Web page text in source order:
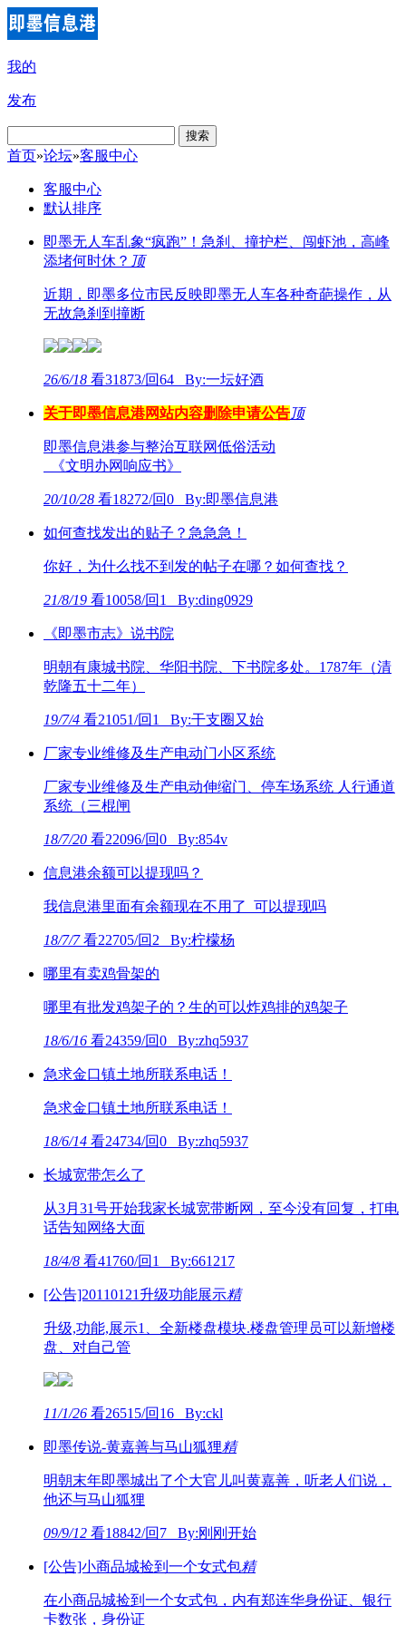
我的
发布
搜索
首页»论坛»客服中心
客服中心
默认排序
即墨无人车乱象“疯跑”！急刹、撞护栏、闯虾池，高峰
添堵何时休？ 顶
近期，即墨多位市民反映即墨无人车各种奇葩操作，从
无故急刹到撞断
26/6/18 看31873/回64 By:一坛好酒
关于即墨信息港网站内容删除申请公告顶
即墨信息港参与整治互联网低俗活动
《文明办网响应书》
20/10/28 看18272/回0 By:即墨信息港
如何查找发出的贴子？急急急！
你好，为什么找不到发的帖子在哪？如何查找？
21/8/19 看10058/回1 By:ding0929
《即墨市志》说书院
明朝有康城书院、华阳书院、下书院多处。1787年（清
乾隆五十二年）
19/7/4 看21051/回1 By:干支圈又始
厂家专业维修及生产电动门小区系统
厂家专业维修及生产电动伸缩门、停车场系统 人行通道
系统（三棍闸
18/7/20 看22096/回0 By:854v
信息港余额可以提现吗？
我信息港里面有余额现在不用了 可以提现吗
18/7/7看22705/回2 By:柠檬杨
哪里有卖鸡骨架的
哪里有批发鸡架子的？生的可以炸鸡排的鸡架子
18/6/16 看24359/回0 By:zhq5937
急求金口镇土地所联系电话！
急求金口镇土地所联系电话！
18/6/14 看24734/回0 By:zhq5937
长城宽带怎么了
从3月31号开始我家长城宽带断网，至今没有回复，打电
话告知网络大面
18/4/8 看41760/回1 By:661217
[公告]20110121升级功能展示精
升级,功能,展示1、全新楼盘模块.楼盘管理员可以新增楼
盘、对自己管
11/1/26 看26515/回16 By:ckl
即墨传说-黄嘉善与马山狐狸精
明朝末年即墨城出了个大官儿叫黄嘉善，听老人们说，
他还与马山狐狸
09/9/12 看18842/回7 By:刚刚开始
[公告]小商品城捡到一个女式包精
在小商品城捡到一个女式包，内有郑连华身份证、银行
卡数张，身份证